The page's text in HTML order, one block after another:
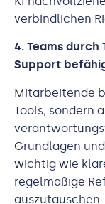
verbindlichen
4. Teams durch
Support
Mitarbeitende
Tools, sondern
Grundlagen
wichtig wie
regelmäßige
auszutauschen.